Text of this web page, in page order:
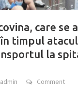
care se
timpul
la
admin Comment